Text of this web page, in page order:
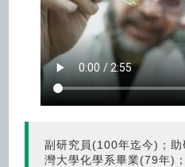
副研究員(100年迄今)；
灣大學化學系畢業(79年)